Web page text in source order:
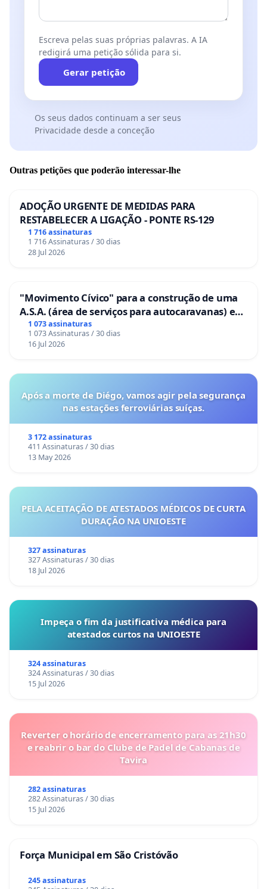
Escreva pelas suas próprias palavras. A IA
redigirá uma petição sólida para si.
Gerar petição
Os seus dados continuam a ser seus
Privacidade desde a conceção
Outras petições que poderão interessar-lhe
ADOÇÃO URGENTE DE MEDIDAS PARA
RESTABELECER A LIGAÇÃO - PONTE RS-129
1 716 assinaturas
1 716 Assinaturas / 30 dias
28 Jul 2026
"Movimento Cívico" para a construção de uma
A.S.A. (área de serviços para autocaravanas) em
Coimbra
1 073 assinaturas
1 073 Assinaturas / 30 dias
16 Jul 2026
Após a morte de Diégo, vamos agir pela segurança
nas estações ferroviárias suíças.
3 172 assinaturas
411 Assinaturas / 30 dias
13 May 2026
PELA ACEITAÇÃO DE ATESTADOS MÉDICOS DE CURTA
DURAÇÃO NA UNIOESTE
327 assinaturas
327 Assinaturas / 30 dias
18 Jul 2026
Impeça o fim da justificativa médica para
atestados curtos na UNIOESTE
324 assinaturas
324 Assinaturas / 30 dias
15 Jul 2026
Reverter o horário de encerramento para as 21h30
e reabrir o bar do Clube de Padel de Cabanas de
Tavira
282 assinaturas
282 Assinaturas / 30 dias
15 Jul 2026
Força Municipal em São Cristóvão
245 assinaturas